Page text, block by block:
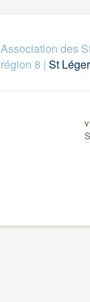
Association des
région 8 | St